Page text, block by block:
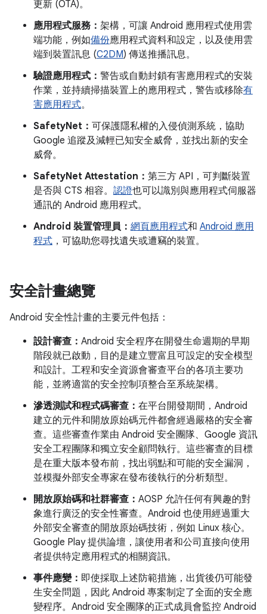
更新 (OTA)。
應用程式服務： 架構，可讓 Android 應用程式使用雲
端功能，例如備份應用程式資料和設定，以及使用雲
端到裝置訊息 (C2DM) 傳送推播訊息。
驗證應用程式： 警告或自動封鎖有害應用程式的安裝
作業，並持續掃描裝置上的應用程式，警告或移除有
害應用程式。
SafetyNet： 可保護隱私權的入侵偵測系統，協助
Google 追蹤及減輕已知安全威脅，並找出新的安全
威脅。
SafetyNet Attestation： 第三方 API，可判斷裝置
是否與 CTS 相容。 認證也可以識別與應用程式伺服器
通訊的 Android 應用程式。
Android 裝置管理員： 網頁應用程式和 Android 應用
程式 ，可協助您尋找遺失或遭竊的裝置。
安全計畫總覽
Android 安全性計畫的主要元件包括：
設計審查： Android 安全程序在開發生命週期的早期
階段就已啟動，目的是建立豐富且可設定的安全模型
和設計。工程和安全資源會審查平台的各項主要功
能，並將適當的安全控制項整合至系統架構。
滲透測試和程式碼審查： 在平台開發期間，Android
建立的元件和開放原始碼元件都會經過嚴格的安全審
查。這些審查作業由 Android 安全團隊、Google 資訊
安全工程團隊和獨立安全顧問執行。這些審查的目標
是在重大版本發布前，找出弱點和可能的安全漏洞，
並模擬外部安全專家在發布後執行的分析類型。
開放原始碼和社群審查： AOSP 允許任何有興趣的對
象進行廣泛的安全性審查。Android 也使用經過重大
外部安全審查的開放原始碼技術，例如 Linux 核心。
Google Play 提供論壇，讓使用者和公司直接向使用
者提供特定應用程式的相關資訊。
事件應變： 即使採取上述防範措施，出貨後仍可能發
生安全問題，因此 Android 專案制定了全面的安全應
變程序。Android 安全團隊的正式成員會監控 Android